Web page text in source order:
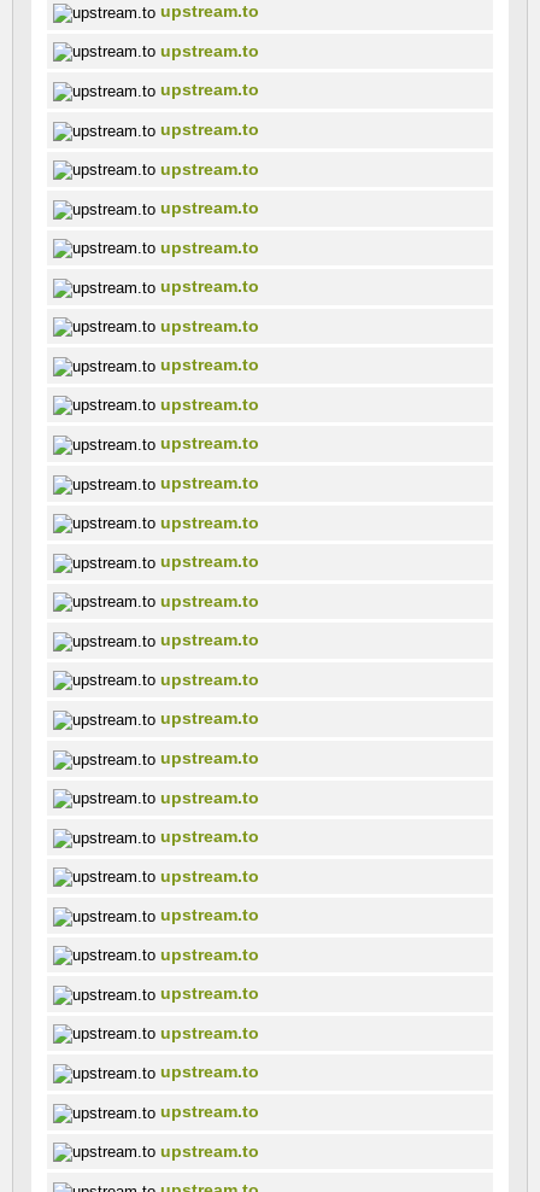
upstream.to
upstream.to
upstream.to
upstream.to
upstream.to
upstream.to
upstream.to
upstream.to
upstream.to
upstream.to
upstream.to
upstream.to
upstream.to
upstream.to
upstream.to
upstream.to
upstream.to
upstream.to
upstream.to
upstream.to
upstream.to
upstream.to
upstream.to
upstream.to
upstream.to
upstream.to
upstream.to
upstream.to
upstream.to
upstream.to